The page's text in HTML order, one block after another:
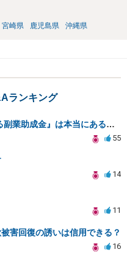
宮崎県 鹿児島県 沖縄県
ランキング
LINEで見つけた『国が認める副業助成金』は本当にあるのですか？今それで訴えられそうでどうすれば？
55
14
11
害回復の誘いは信用できる？
16